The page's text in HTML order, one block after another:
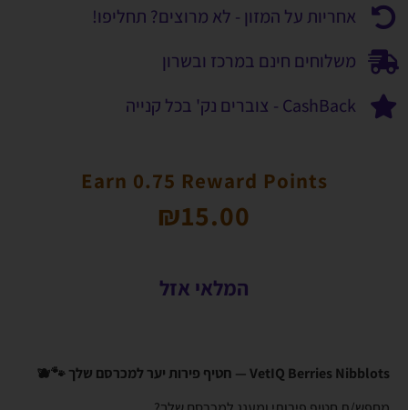
אחריות על המזון - לא מרוצים? תחליפו!
משלוחים חינם במרכז ובשרון
CashBack - צוברים נק' בכל קנייה
Earn 0.75 Reward Points
₪15.00
המלאי אזל
VetIQ Berries Nibblots — חטיף פירות יער למכרסם שלך 🐾🫐